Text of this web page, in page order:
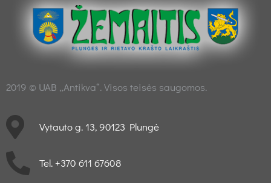
2019 © UAB „Antikva“. Visos teisės saugomos.
Vytauto g. 13, 90123 Plungė
Tel. +370 611 67608